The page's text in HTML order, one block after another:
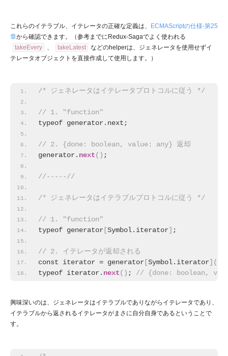
これらのイテラブル、イテレータの正確な定義は、
ECMAScriptの仕様-第25
章から確認できます。（参考までにRedux-Sagaでよく使われる
takeEvery
、 takeLatest
などのhelperは、ジェネレータを使用せずイ
テレータオブジェクトを直接作成して使用します。）
/* ジェネレータはイテレータプロトコルに従う */
// 1. "function"
typeof generator.next;
// 2. {done: boolean, value: any} 返却
generator. next( ) ;
//-----//
/* ジェネレータはイテラブルプロトコルに従う */
// 1. "function"
typeof generator [Symbol.iterator] ;
// 2. イテレータが返却される
const iterator = generator [Symbol.iterator] (
typeof iterator. next( ) ; // {done: boolean,
興味深いのは、ジェネレータはイテラブルでありながらイテレータであり、
イテラブルから返されるイテレータがまさに自分自身であるということで
す。